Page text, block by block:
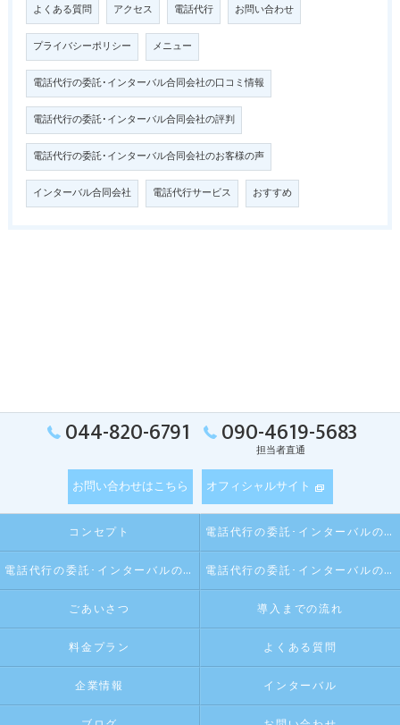
よくある質問 アクセス 電話代行 お問い合わせ
プライバシーポリシー メニュー
電話代行の委託･インターバル合同会社の口コミ情報
電話代行の委託･インターバル合同会社の評判
電話代行の委託･インターバル合同会社のお客様の声
インターバル合同会社 電話代行サービス おすすめ
044-820-6791 090-4619-5683
担当者直通
お問い合わせはこちら オフィシャルサイト
コンセプト 電話代行の委託･インターバルの口コミ情報
電話代行の委託･インターバルの評判 電話代行の委託･インターバルのお客様の声
ごあいさつ 導入までの流れ
料金プラン よくある質問
企業情報 インターバル